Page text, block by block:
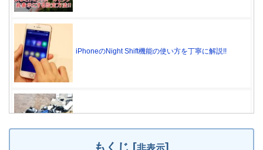
iPhoneのNight Shift機能の使い方を丁寧に解説!!
もくじ [非表示]